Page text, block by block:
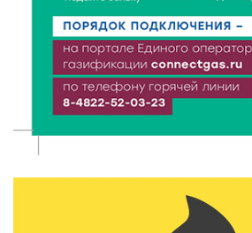
8 Авг 2026 17:37 653
Защита с первых дней: почему так
вакцинация новорождённых
8 Авг 2026 17:17 600
Виталий Королев поздравил